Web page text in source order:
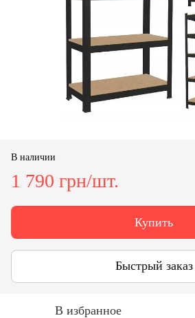
В наличии
1 790 грн/шт.
Купить
Быстрый заказ
В избранное